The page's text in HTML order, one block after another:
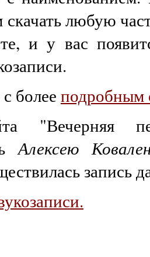
скачать любую
и у вас
более подробным
"Вечерняя
Алексею
запись